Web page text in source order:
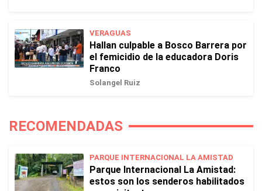
VERAGUAS
Hallan culpable a Bosco Barrera por
el femicidio de la educadora Doris
Franco
Solangel Ruiz
RECOMENDADAS
PARQUE INTERNACIONAL LA AMISTAD
Parque Internacional La Amistad:
estos son los senderos habilitados